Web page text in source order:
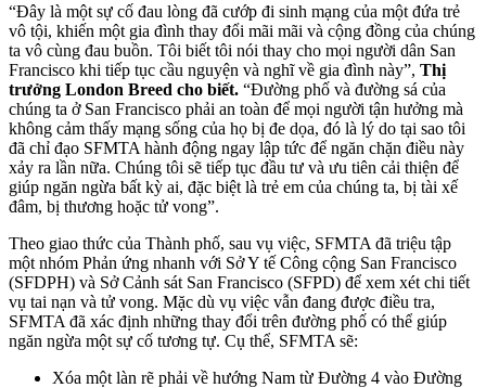
“Đây là một sự cố đau lòng đã cướp đi sinh mạng của một đứa trẻ
vô tội, khiến một gia đình thay đổi mãi mãi và cộng đồng của chúng
ta vô cùng đau buồn. Tôi biết tôi nói thay cho mọi người dân San
Francisco khi tiếp tục cầu nguyện và nghĩ về gia đình này”, Thị
trưởng London Breed cho biết. “Đường phố và đường sá của
chúng ta ở San Francisco phải an toàn để mọi người tận hưởng mà
không cảm thấy mạng sống của họ bị đe dọa, đó là lý do tại sao tôi
đã chỉ đạo SFMTA hành động ngay lập tức để ngăn chặn điều này
xảy ra lần nữa. Chúng tôi sẽ tiếp tục đầu tư và ưu tiên cải thiện để
giúp ngăn ngừa bất kỳ ai, đặc biệt là trẻ em của chúng ta, bị tài xế
đâm, bị thương hoặc tử vong”.
Theo giao thức của Thành phố, sau vụ việc, SFMTA đã triệu tập
một nhóm Phản ứng nhanh với Sở Y tế Công cộng San Francisco
(SFDPH) và Sở Cảnh sát San Francisco (SFPD) để xem xét chi tiết
vụ tai nạn và tử vong. Mặc dù vụ việc vẫn đang được điều tra,
SFMTA đã xác định những thay đổi trên đường phố có thể giúp
ngăn ngừa một sự cố tương tự. Cụ thể, SFMTA sẽ:
Xóa một làn rẽ phải về hướng Nam từ Đường 4 vào Đường